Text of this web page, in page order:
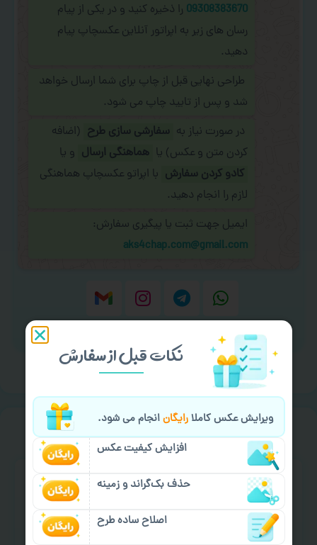
09308383670 را ذخیره کنید و در یکی از پیام
رسان های زیر به اپراتور آنلاین عکسچاپ پیام
دهید.
طراحی نهایی قبل از چاپ برای شما ارسال خواهد
شد و پس از تایید چاپ می شود.
در صورت نیاز به سفارشی سازی طرح (اضافه
کردن متن و عکس) یا هماهنگی ارسال و یا
کادو کردن سفارش با اپراتو عکسچاپ هماهنگی
لازم را انجام دهید.
ایمیل جهت ثبت یا پیگیری سفارش:
aks4chap.com@gmail.com
خیالت راحت ازسفارش گیری
نکات قبل از سفارش
ویرایش عکس کاملارایگانانجام می شود.
افزایش کیفیت عکس
حذف بک‌گراند و زمینه
اصلاح ساده طرح